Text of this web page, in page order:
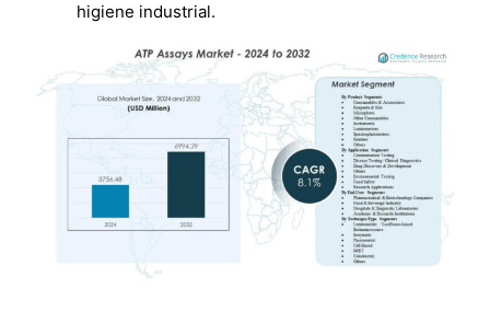
higiene industrial.